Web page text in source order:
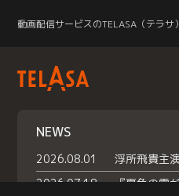
動画配信サービスのTELASA（テラサ）
NEWS
2026.08.01
2026.07.18